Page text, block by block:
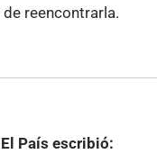
reencontrarla.
País escribió: